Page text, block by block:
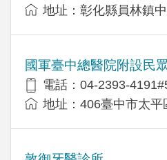
地址：彰化縣員林鎮
國軍臺中總醫院附設民
電話：04-2393-
地址：406臺中市太